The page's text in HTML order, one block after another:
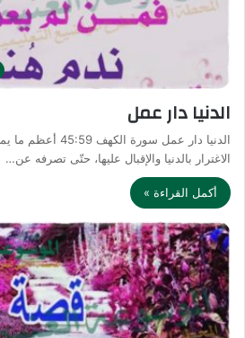
الدنيا دار عمل
الدنيا دار عمل
الاغترار بالدنيا والإقبال عليها، حتّى تصرفه عن…
أكمل القراءة »